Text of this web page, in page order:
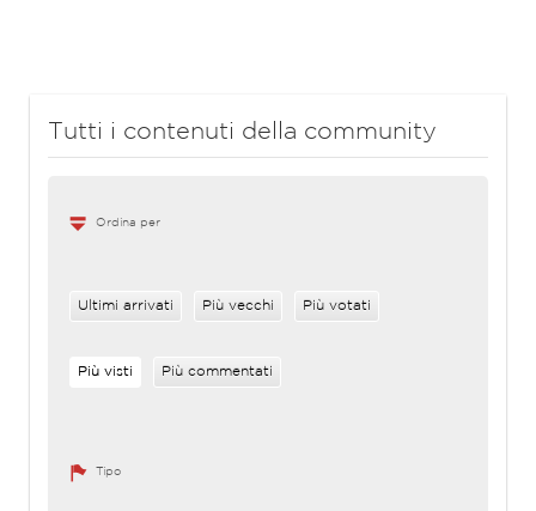
Tutti i contenuti della community
Ordina per
Ultimi arrivati Più vecchi Più votati
Più visti Più commentati
Tipo